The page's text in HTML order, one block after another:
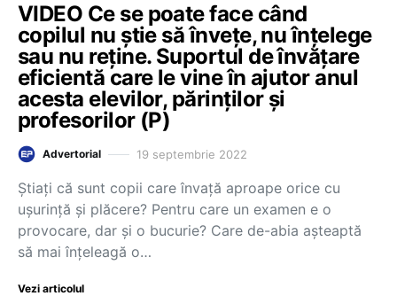
VIDEO Ce se poate face când
copilul nu știe să învețe, nu înțelege
sau nu reține. Suportul de învățare
eficientă care le vine în ajutor anul
acesta elevilor, părinților și
profesorilor (P)
Advertorial 19 septembrie 2022
Știați că sunt copii care învață aproape orice cu
ușurință și plăcere? Pentru care un examen e o
provocare, dar și o bucurie? Care de-abia așteaptă
să mai înțeleagă o…
Vezi articolul